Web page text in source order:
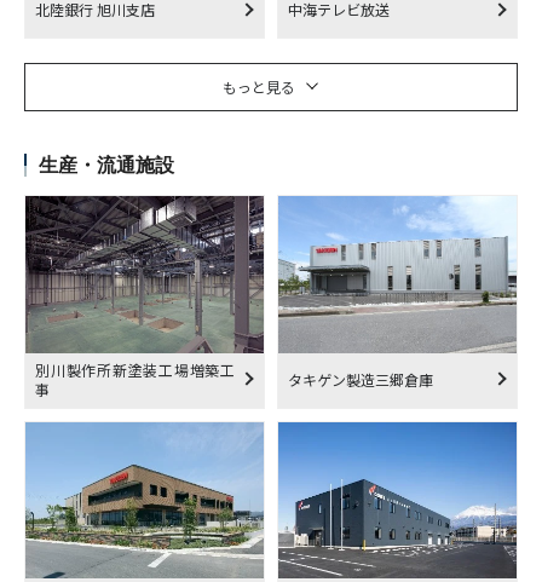
北陸銀行 旭川支店 中海テレビ放送
もっと見る
生産・流通施設
別川製作所新塗装工場増築工
事
タキゲン製造三郷倉庫